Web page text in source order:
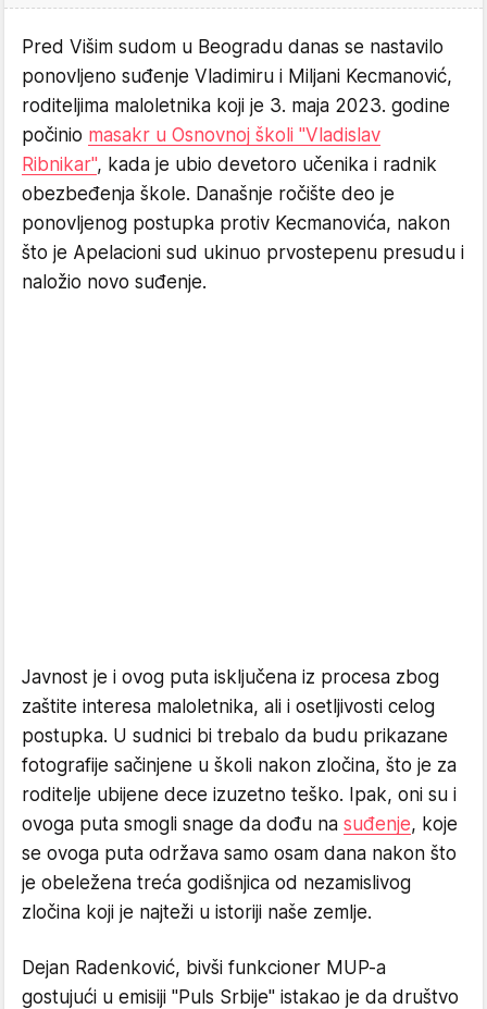
Pred Višim sudom u Beogradu danas se nastavilo
ponovljeno suđenje Vladimiru i Miljani Kecmanović,
roditeljima maloletnika koji je 3. maja 2023. godine
počinio masakr u Osnovnoj školi "Vladislav
Ribnikar", kada je ubio devetoro učenika i radnik
obezbeđenja škole. Današnje ročište deo je
ponovljenog postupka protiv Kecmanovića, nakon
što je Apelacioni sud ukinuo prvostepenu presudu i
naložio novo suđenje.
Javnost je i ovog puta isključena iz procesa zbog
zaštite interesa maloletnika, ali i osetljivosti celog
postupka. U sudnici bi trebalo da budu prikazane
fotografije sačinjene u školi nakon zločina, što je za
roditelje ubijene dece izuzetno teško. Ipak, oni su i
ovoga puta smogli snage da dođu na suđenje, koje
se ovoga puta održava samo osam dana nakon što
je obeležena treća godišnjica od nezamislivog
zločina koji je najteži u istoriji naše zemlje.
Dejan Radenković, bivši funkcioner MUP-a
gostujući u emisiji "Puls Srbije" istakao je da društvo